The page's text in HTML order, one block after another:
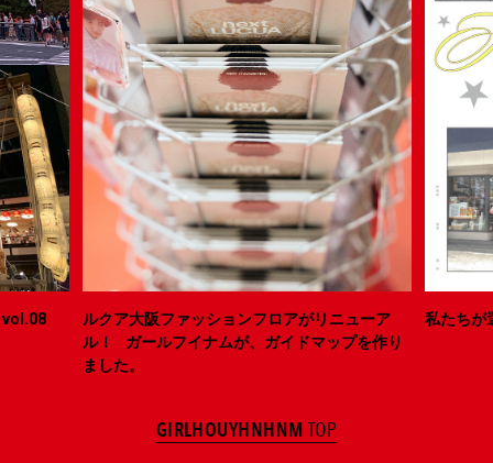
vol.08
ルクア大阪ファッションフロアがリニューア
ル！ ガールフイナムが、ガイドマップを作り
ました。
私たちが
GIRLHOUYHNHNM TOP